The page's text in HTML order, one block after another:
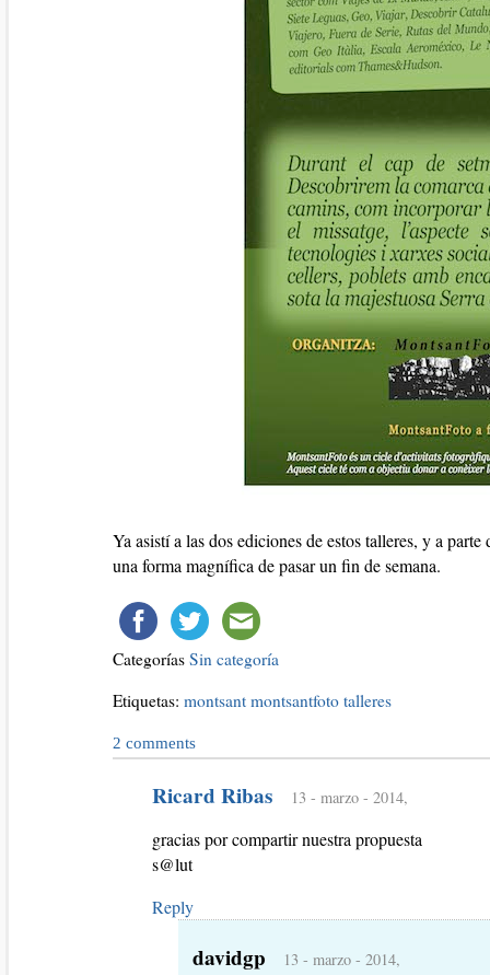
Ya asistí a las dos ediciones de estos talleres, y a
una forma magnífica de pasar un fin de semana.
Categorías Sin categoría
Etiquetas: montsant montsantfoto talleres
2 comments
Ricard Ribas 13 - marzo - 2014,
gracias por compartir nuestra propuesta
s@lut
Reply
davidgp 13 - marzo - 2014,